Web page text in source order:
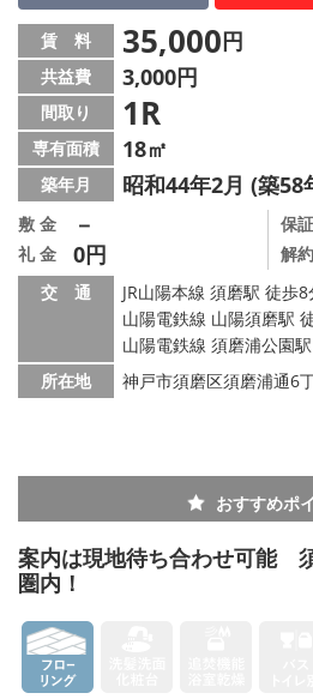
会社概要
メールでお問い合わせ
賃 料 35,000円
共益費 3,000円
間取り 1R
専有面積 18㎡
築年月 昭和44年2月 (築58
敷 金 －
礼 金 0円
保
解
交 通
JR山陽本線 須磨駅 徒歩8
山陽電鉄線 山陽須磨駅
山陽電鉄線 須磨浦公園
所在地
神戸市須磨区須磨浦通6
おすすめポ
案内は現地待ち合わせ可能
圏内！